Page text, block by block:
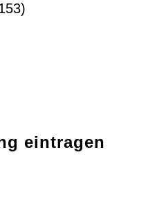
eintragen